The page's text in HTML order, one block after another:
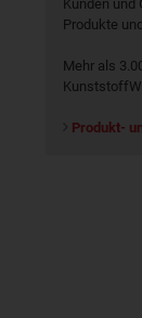
Kunden und
Produkte
Mehr als
Produkt-